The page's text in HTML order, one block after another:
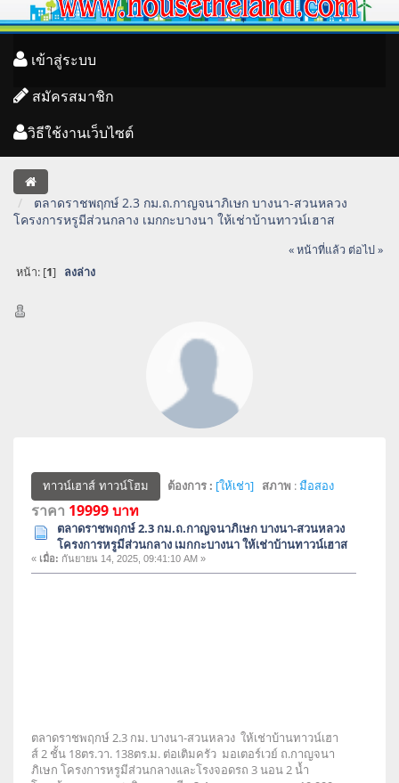
เข้าสู่ระบบ
สมัครสมาชิก
วิธีใช้งานเว็บไซต์
ตลาดราชพฤกษ์ 2.3 กม.ถ.กาญจนาภิเษก บางนา-สวนหลวง
โครงการหรูมีส่วนกลาง เมกกะบางนา ให้เช่าบ้านทาวน์เฮาส
« หน้าที่แล้ว ต่อไป »
หน้า: [1] ลงล่าง
ทาวน์เฮาส์ ทาวน์โฮม ต้องการ : [ให้เช่า] สภาพ :มือสอง
ราคา 19999 บาท
ตลาดราชพฤกษ์ 2.3 กม.ถ.กาญจนาภิเษก บางนา-สวนหลวง
โครงการหรูมีส่วนกลาง เมกกะบางนา ให้เช่าบ้านทาวน์เฮาส
« เมื่อ: กันยายน 14, 2025, 09:41:10 AM »
ตลาดราชพฤกษ์ 2.3 กม. บางนา-สวนหลวง ให้เช่าบ้านทาวน์เฮา
ส์ 2 ชั้น 18ตร.วา. 138ตร.ม. ต่อเติมครัว มอเตอร์เวย์ ถ.กาญจนา
ภิเษก โครงการหรูมีส่วนกลางและโรงจอดรถ 3 นอน 2 น้ำ